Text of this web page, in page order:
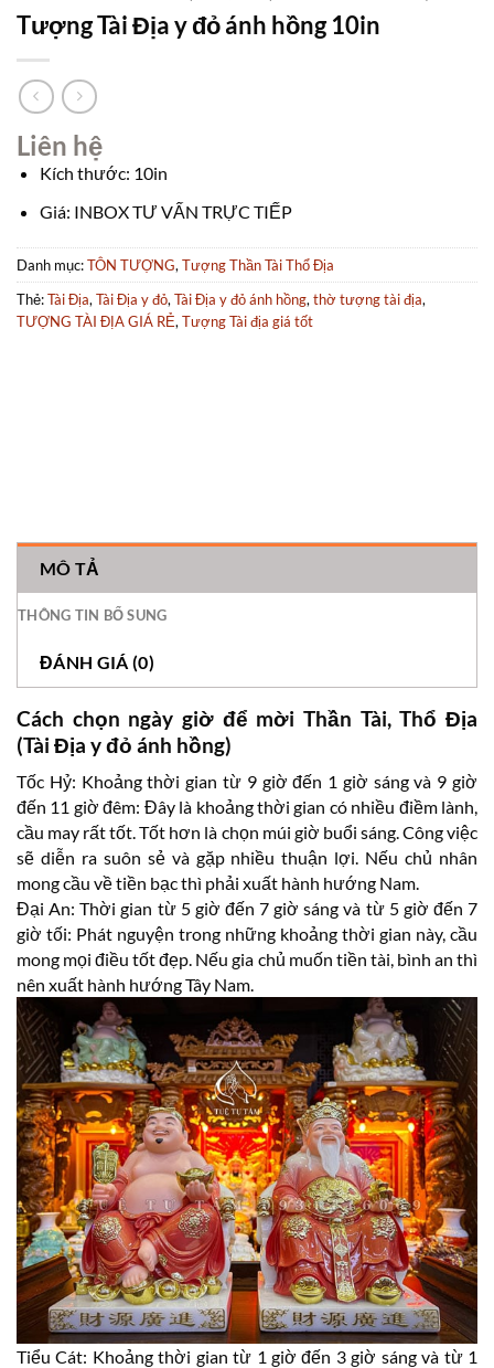
Tượng Tài Địa y đỏ ánh hồng 10in
Liên hệ
Kích thước: 10in
Giá: INBOX TƯ VẤN TRỰC TIẾP
Danh mục:TÔN TƯỢNG,Tượng Thần Tài Thổ Địa
Thẻ:Tài Địa,Tài Địa y đỏ,Tài Địa y đỏ ánh hồng,thờ tượng tài địa,
TƯỢNG TÀI ĐỊA GIÁ RẺ,Tượng Tài địa giá tốt
MÔ TẢ
THÔNG TIN BỔ SUNG
ĐÁNH GIÁ (0)
Cách chọn ngày giờ để mời Thần Tài, Thổ Địa
(Tài Địa y đỏ ánh hồng)
Tốc Hỷ: Khoảng thời gian từ 9 giờ đến 1 giờ sáng và 9 giờ
đến 11 giờ đêm: Đây là khoảng thời gian có nhiều điềm lành,
cầu may rất tốt. Tốt hơn là chọn múi giờ buổi sáng. Công việc
sẽ diễn ra suôn sẻ và gặp nhiều thuận lợi. Nếu chủ nhân
mong cầu về tiền bạc thì phải xuất hành hướng Nam.
Đại An: Thời gian từ 5 giờ đến 7 giờ sáng và từ 5 giờ đến 7
giờ tối: Phát nguyện trong những khoảng thời gian này, cầu
mong mọi điều tốt đẹp. Nếu gia chủ muốn tiền tài, bình an thì
nên xuất hành hướng Tây Nam.
Tiểu Cát: Khoảng thời gian từ 1 giờ đến 3 giờ sáng và từ 1